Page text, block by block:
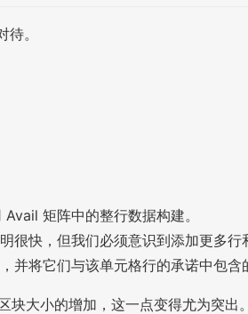
。
矩阵中的整行数据构建。
快，但我们必须意识到添加更多
将它们与该单元格行的承诺中包
块大小的增加，这一点变得尤为突出